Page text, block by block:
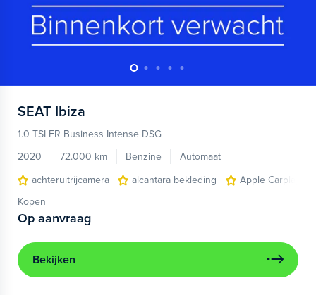
SEAT Ibiza
1.0 TSI FR Business Intense DSG
2020
72.000 km Benzine
Automaat
achteruitrijcamera
alcantara bekleding
Apple Carplay/
Kopen
Op aanvraag
Bekijken